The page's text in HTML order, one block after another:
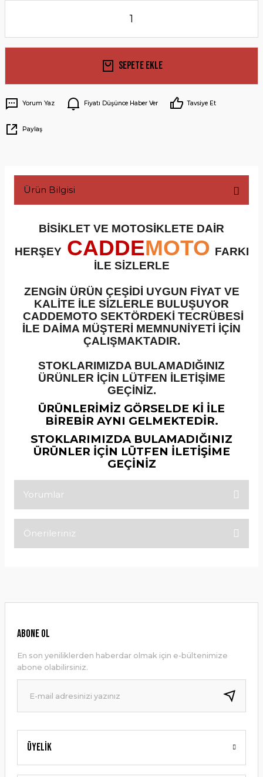
Sepete Ekle
Yorum Yaz Fiyatı Düşünce Haber Ver Tavsiye Et
Paylaş
Ürün Bilgisi
BİSİKLET VE MOTOSİKLETE DAİR
HERŞEY CADDEMOTO FARKI
İLE SİZLERLE
ZENGİN ÜRÜN ÇEŞİDİ UYGUN FİYAT VE
KALİTE İLE SİZLERLE BULUŞUYOR
CADDEMOTO SEKTÖRDEKİ TECRÜBESİ
İLE DAİMA MÜŞTERİ MEMNUNİYETİ İÇİN
ÇALIŞMAKTADIR.
STOKLARIMIZDA BULAMADIĞINIZ
ÜRÜNLER İÇİN LÜTFEN İLETİŞİME
GEÇİNİZ.
ÜRÜNLERİMİZ GÖRSELDE Kİ İLE
BİREBİR AYNI GELMEKTEDİR.
STOKLARIMIZDA BULAMADIĞINIZ
ÜRÜNLER İÇİN LÜTFEN İLETİŞİME
GEÇİNİZ
Yorumlar
Önerileriniz
Ürün resmi kalitesiz, bozuk veya görüntülenemiyor.
Ürün bilgilerinde hatalar bulunuyor.
Ürün fiyatı diğer sitelerden daha pahalı.
Bu ürüne benzer farklı alternatifler olmalı.
Gönder
Üyelik
ABONE OL
En son yeniliklerden haberdar olmak için e-bültenimize
abone olabilirsiniz.